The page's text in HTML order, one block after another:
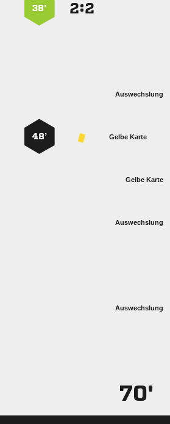
:
38’
Auswechslung
Gelbe Karte
48’
Gelbe Karte
Auswechslung
Auswechslung
70'